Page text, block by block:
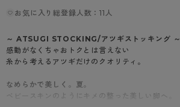
お気に入り総登録人数：11人
～ ATSUGI STOCKING/アツギストッキング ～
感動がなくちゃおトクとは言えない
糸から考えるアツギだけのクオリティ。
なめらかで美しく。夏。
ベビースキンのようにキメの整った美しい脚へ。